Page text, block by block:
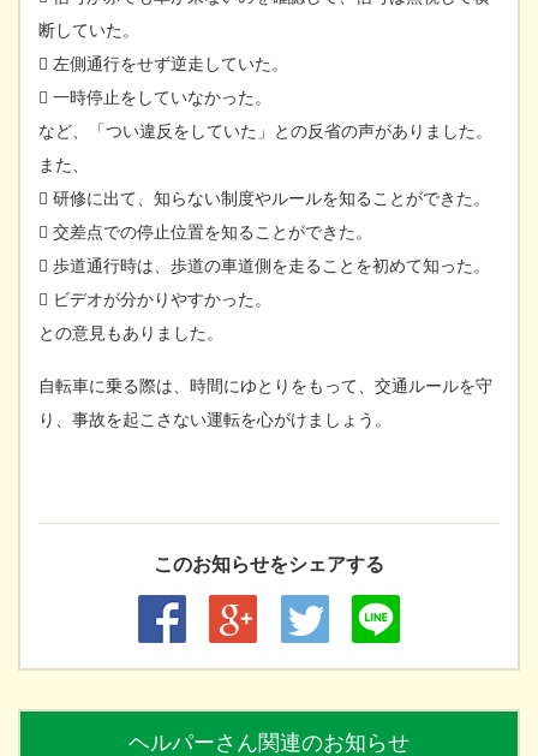
断していた。
 左側通行をせず逆走していた。
 一時停止をしていなかった。
など、「つい違反をしていた」との反省の声がありました。
また、
 研修に出て、知らない制度やルールを知ることができた。
 交差点での停止位置を知ることができた。
 歩道通行時は、歩道の車道側を走ることを初めて知った。
 ビデオが分かりやすかった。
との意見もありました。
自転車に乗る際は、時間にゆとりをもって、交通ルールを守
り、事故を起こさない運転を心がけましょう。
このお知らせをシェアする
ヘルパーさん関連のお知らせ